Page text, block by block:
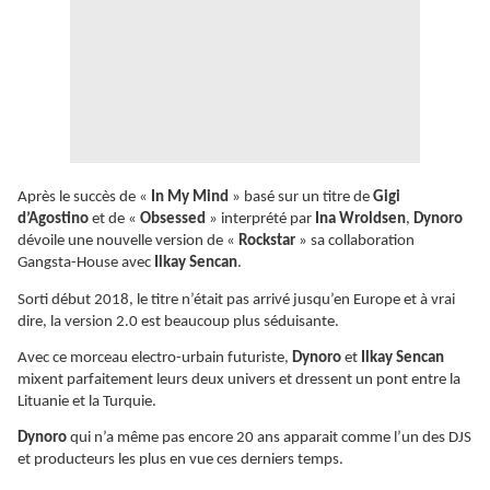
Après le succès de « In My Mind » basé sur un titre de Gigi
d’Agostino et de « Obsessed » interprété par Ina Wroldsen, Dynoro
dévoile une nouvelle version de « Rockstar » sa collaboration
Gangsta-House avec Ilkay Sencan.
Sorti début 2018, le titre n’était pas arrivé jusqu’en Europe et à vrai
dire, la version 2.0 est beaucoup plus séduisante.
Avec ce morceau electro-urbain futuriste, Dynoro et
Ilkay Sencan
mixent parfaitement leurs deux univers et dressent un pont entre la
Lituanie et la Turquie.
Dynoro qui n’a même pas encore 20 ans apparait comme l’un des DJS
et producteurs les plus en vue ces derniers temps.